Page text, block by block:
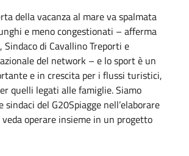
della vacanza al mare va spalmata
e meno congestionati – afferma
, Sindaco di Cavallino Treporti e
del network – e lo sport è un
e in crescita per i flussi turistici,
quelli legati alle famiglie. Siamo
sindaci del G20Spiagge nell’elaborare
operare insieme in un progetto